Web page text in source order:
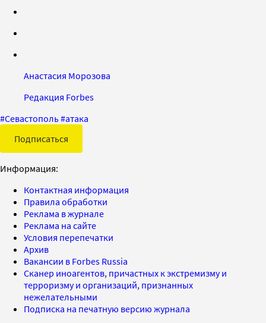
Анастасия Морозова
Редакция Forbes
#Севастополь#атака
Подписаться
Информация:
Контактная информация
Правила обработки
Реклама в журнале
Реклама на сайте
Условия перепечатки
Архив
Вакансии в Forbes Russia
Сканер иноагентов, причастных к экстремизму и
терроризму и организаций, признанных
нежелательными
Подписка на печатную версию журнала